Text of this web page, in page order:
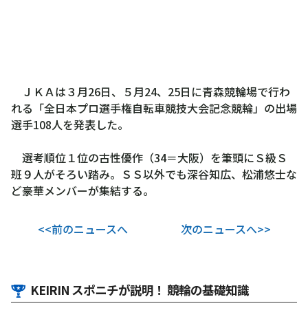
ＪＫＡは３月26日、５月24、25日に青森競輪場で行わ
れる「全日本プロ選手権自転車競技大会記念競輪」の出場
選手108人を発表した。
選考順位１位の古性優作（34＝大阪）を筆頭にＳ級Ｓ
班９人がそろい踏み。ＳＳ以外でも深谷知広、松浦悠士な
ど豪華メンバーが集結する。
<<前のニュースへ 次のニュースへ>>
KEIRIN スポニチが説明！ 競輪の基礎知識